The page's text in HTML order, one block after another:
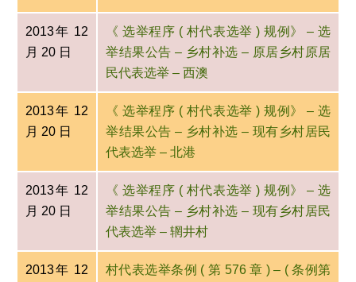
2013年 12
月 20 日
《 选举程序 ( 村代表选举 ) 规例》 – 选
举结果公告 – 乡村补选 – 原居乡村原居
民代表选举 – 西澳
2013年 12
月 20 日
《 选举程序 ( 村代表选举 ) 规例》 – 选
举结果公告 – 乡村补选 – 现有乡村居民
代表选举 – 北港
2013年 12
月 20 日
《 选举程序 ( 村代表选举 ) 规例》 – 选
举结果公告 – 乡村补选 – 现有乡村居民
代表选举 – 辋井村
2013年 12
村代表选举条例 ( 第 576 章 ) – ( 条例第